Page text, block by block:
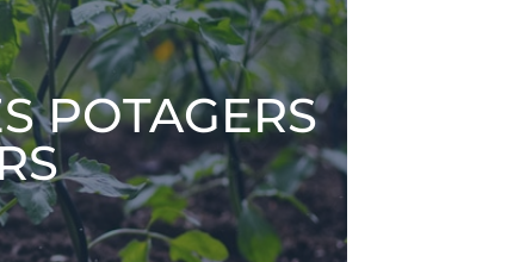
POTAGERS